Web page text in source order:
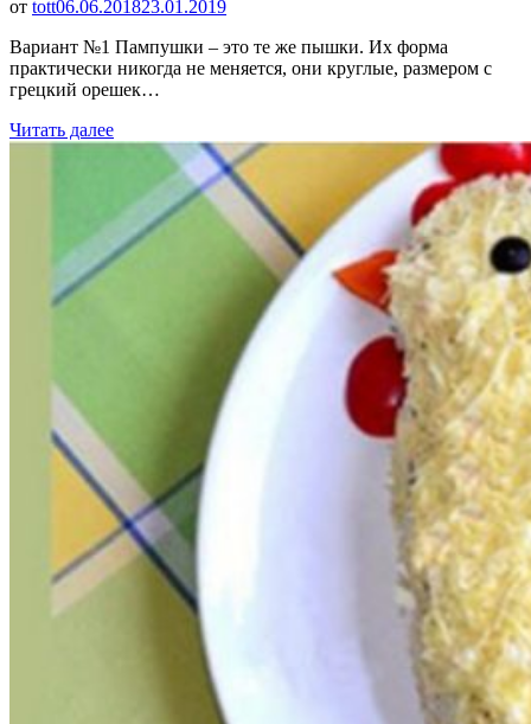
от tott06.06.201823.01.2019
Вариант №1 Пампушки – это те же пышки. Их форма
практически никогда не меняется, они круглые, размером с
грецкий орешек…
Читать далее